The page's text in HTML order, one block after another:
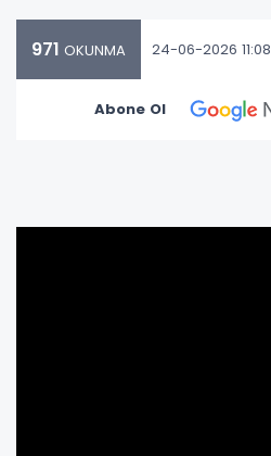
971 OKUNMA 24-06-2026 11:08
Abone Ol